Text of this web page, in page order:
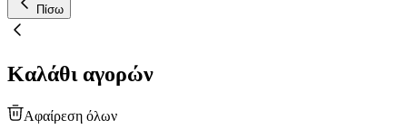
Πίσω
Καλάθι αγορών
Αφαίρεση όλων